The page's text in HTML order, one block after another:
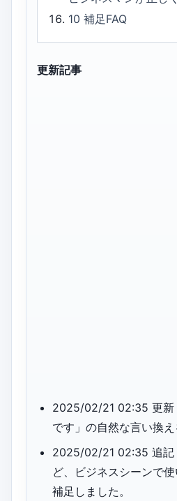
10補足FAQ
更新記事
2025/02/21 02:35 更新
です」の自然な言い換え
2025/02/21 02:35 追記
ど、ビジネスシーンで
補足しました。